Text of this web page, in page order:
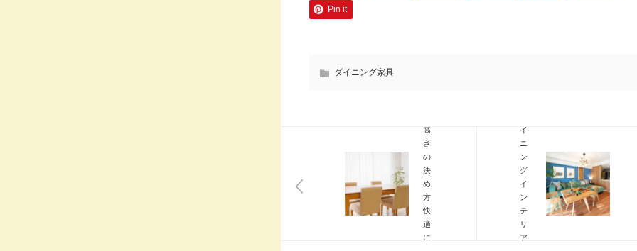
Pin it
ダイニング家具
高
さ
の
決
め
方！
快
適
に
イ
ニ
ン
グ
イ
ン
テ
リ
ア